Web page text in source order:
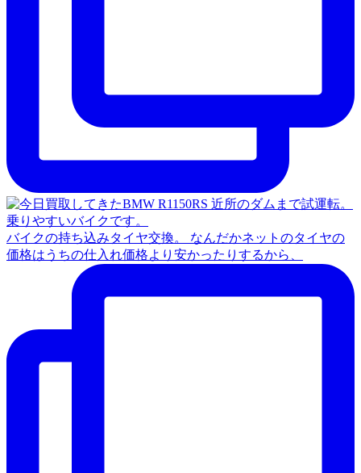
バイクの持ち込みタイヤ交換。 なんだかネットのタイヤの
価格はうちの仕入れ価格より安かったりするから、